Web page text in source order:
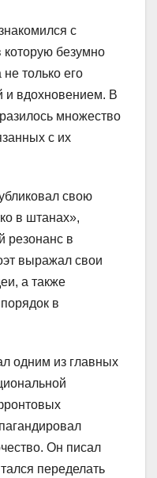
с
безумно
только его
и вдохновением. В
множество
с их
свою
в штанах»,
резонанс в
выражал свои
а также
в
одним из главных
Он писал
переделать